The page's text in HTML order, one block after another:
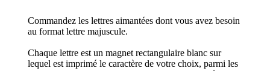
Commandez les lettres aimantées dont vous avez besoin
au format lettre majuscule.
Chaque lettre est un magnet rectangulaire blanc sur
lequel est imprimé le caractère de votre choix, parmi les